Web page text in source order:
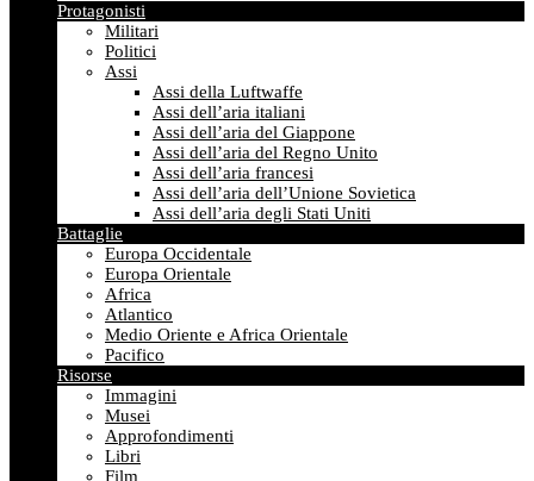
Protagonisti
Militari
Politici
Assi
Assi della Luftwaffe
Assi dell’aria italiani
Assi dell’aria del Giappone
Assi dell’aria del Regno Unito
Assi dell’aria francesi
Assi dell’aria dell’Unione Sovietica
Assi dell’aria degli Stati Uniti
Battaglie
Europa Occidentale
Europa Orientale
Africa
Atlantico
Medio Oriente e Africa Orientale
Pacifico
Risorse
Immagini
Musei
Approfondimenti
Libri
Film